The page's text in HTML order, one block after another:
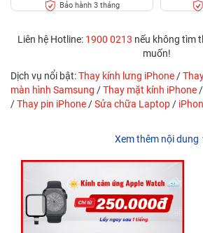
Bảo hành 3 tháng
Liên hệ Hotline: 1900 0213 nếu không tìm
muốn!
Dịch vụ nổi bật:Thay kính lưng iPhone /
màn hình Samsung /Thay mặt kính iPhone /
/Thay pin iPhone /Sửa chữa Laptop /
Xem thêm nội dung